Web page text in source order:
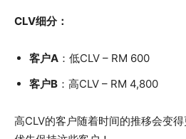
CLV细分：
客户A ：低CLV – RM 600
客户B ：高CLV – RM 4,800
高CLV的客户随着时间的推移会变